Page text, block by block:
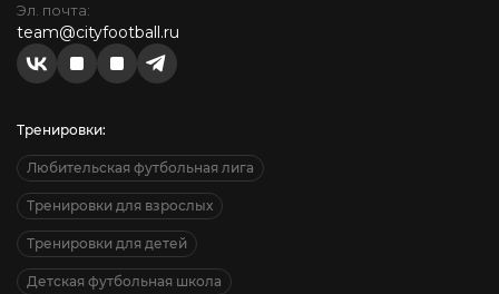
Эл. почта:
team@cityfootball.ru
Тренировки:
Любительская футбольная лига
Тренировки для взрослых
Тренировки для детей
Детская футбольная школа